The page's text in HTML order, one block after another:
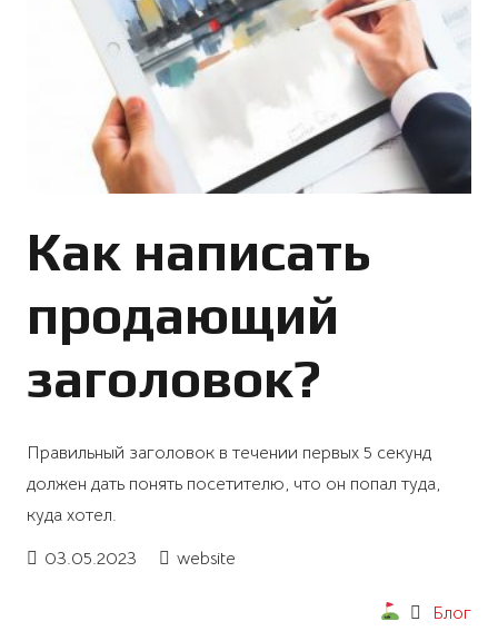
Как написать
продающий
заголовок?
Правильный заголовок в течении первых 5 секунд
должен дать понять посетителю, что он попал туда,
куда хотел.
03.05.2023
website
Блог